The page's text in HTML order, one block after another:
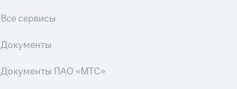
Все сервисы
Документы
Документы ПАО «МТС»